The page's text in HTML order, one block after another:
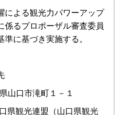
よる観光力パワーアップ
係るプロポーザル審査委員
に基づき実施する。
山口市滝町１－１
県観光連盟（山口県観光